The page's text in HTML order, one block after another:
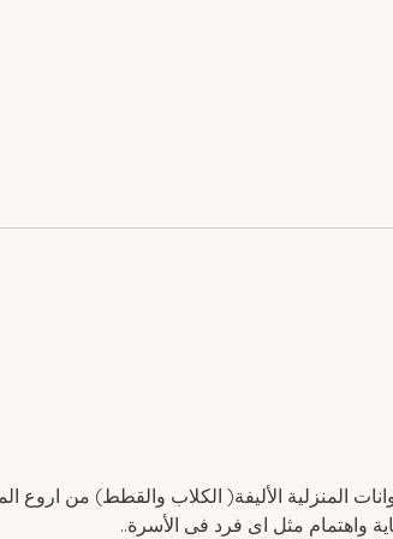
المنزلية الأليفة( الكلاب والقطط) من اروع
واهتمام مثل اى فرد فى الأسرة..